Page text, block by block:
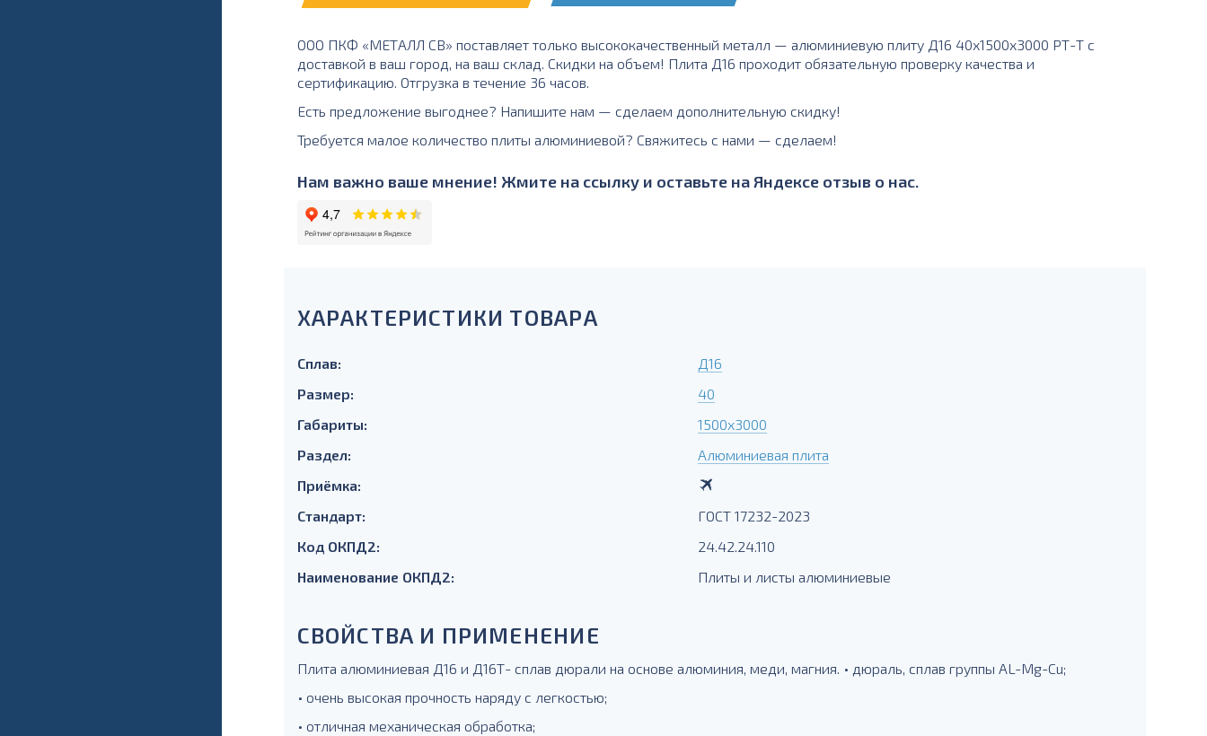
ООО ПКФ «МЕТАЛЛ СВ» поставляет только высококачественный металл — алюминиевую плиту Д16 40х1500х3000 РТ-Т с
доставкой в ваш город, на ваш склад. Скидки на объем! Плита Д16 проходит обязательную проверку качества и
сертификацию. Отгрузка в течение 36 часов.
Есть предложение выгоднее? Напишите нам — сделаем дополнительную скидку!
Требуется малое количество плиты алюминиевой? Свяжитесь с нами — сделаем!
Нам важно ваше мнение! Жмите на ссылку и оставьте на Яндексе отзыв о нас.
ХАРАКТЕРИСТИКИ ТОВАРА
Сплав:
Д16
Размер:
40
Габариты:
1500х3000
Раздел:
Алюминиевая плита
Приёмка:
Стандарт:
ГОСТ 17232-2023
Код ОКПД2:
24.42.24.110
Наименование ОКПД2:
Плиты и листы алюминиевые
СВОЙСТВА И ПРИМЕНЕНИЕ
Плита алюминиевая Д16 и Д16Т- сплав дюрали на основе алюминия, меди, магния. • дюраль, сплав группы AL-Mg-Cu;
• очень высокая прочность наряду с легкостью;
• отличная механическая обработка;